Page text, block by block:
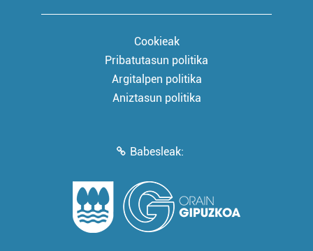
Cookieak
Pribatutasun politika
Argitalpen politika
Aniztasun politika
Babesleak: